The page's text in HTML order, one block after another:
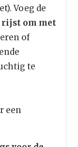
Voeg de
rijst om met
of
te
een